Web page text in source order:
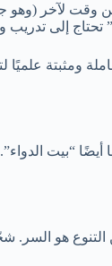
لآخر (وهو
إلى تدريب
ومثبتة علميًا
أيضًا “بيت
هو السر.